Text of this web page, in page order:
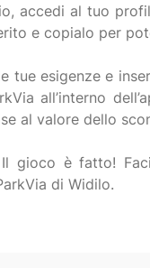
accedi al tuo
e copialo per
esigenze e
all’interno
al valore dello
gioco è fatto!